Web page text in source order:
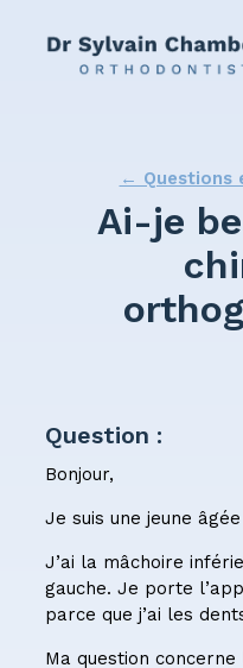
← Questions
Ai-je
Question :
Bonjour,
Je suis une jeune
J’ai la mâchoire
gauche. Je porte
parce que j’ai les
Ma question